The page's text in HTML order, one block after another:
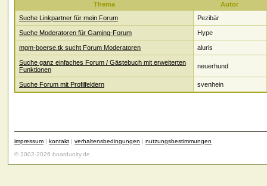
Thema
Autor
Suche Linkpartner für mein Forum
Pezibär
Suche Moderatoren für Gaming-Forum Hype
mgm-boerse.tk sucht Forum Moderatoren aluris
Suche ganz einfaches Forum / Gästebuch mit erweiterten
Funktionen
neuerhund
Suche Forum mit Profilfeldern svenhein
impressum | kontakt | verhaltensbedingungen | nutzungsbestimmungen
© 2002-2026 boardunity.de